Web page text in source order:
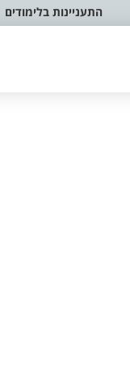
התעניינות בלימודים